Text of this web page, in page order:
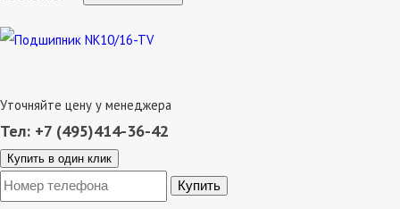
Уточняйте цену у менеджера
Тел: +7 (495)414-36-42
Купить в один клик